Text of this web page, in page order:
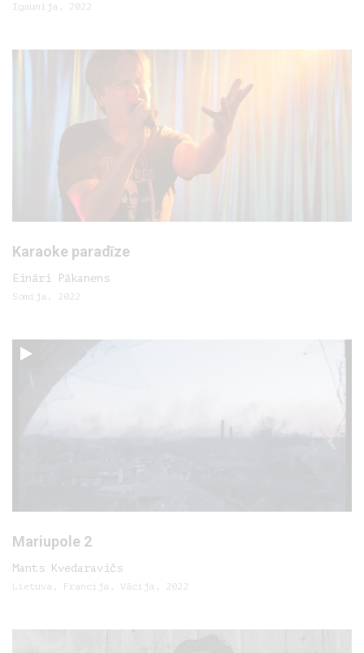
Igaunija, 2022
Karaoke paradīze
Eināri Pākanens
Somija, 2022
Mariupole 2
Mants Kvedaravičs
Lietuva, Francija, Vācija, 2022